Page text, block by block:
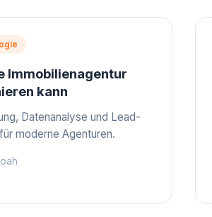
Immobilienagentur
kann
Datenanalyse und Lead-
moderne Agenturen.